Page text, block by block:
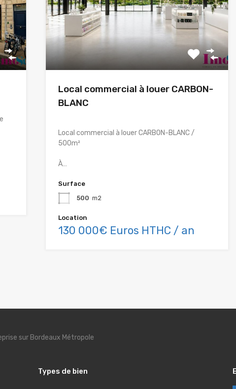
Local commercial à louer CARBON-
BLANC
Local commercial à louer CARBON-BLANC /
500m²
À…
Surface
500 m2
Location
130 000€ Euros HTHC / an
sur Bordeaux Métropole
Types de bien